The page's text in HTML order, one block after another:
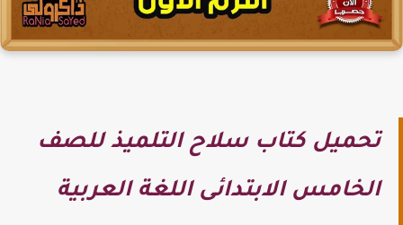
تحميل كتاب سلاح التلميذ للصف
الخامس الابتدائى اللغة العربية